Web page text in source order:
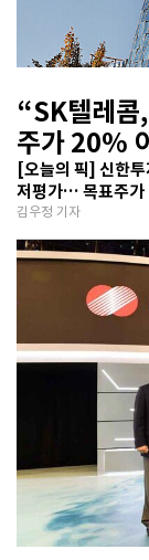
“SK텔레
주가 20%
[오늘의 픽] 신한
저평가… 목표주
김우정 기자